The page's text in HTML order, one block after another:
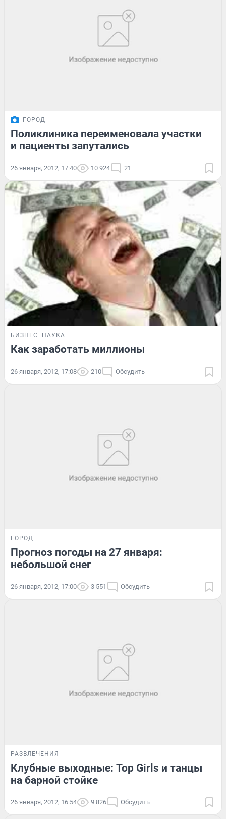
ГОРОД
Поликлиника переименовала участки
и пациенты запутались
26 января, 2012, 17:40 10 924 21
БИЗНЕС НАУКА
Как заработать миллионы
26 января, 2012, 17:08 210 Обсудить
ГОРОД
Прогноз погоды на 27 января:
небольшой снег
26 января, 2012, 17:00 3 551 Обсудить
РАЗВЛЕЧЕНИЯ
Клубные выходные: Top Girls и танцы
на барной стойке
26 января, 2012, 16:54 9 826 Обсудить